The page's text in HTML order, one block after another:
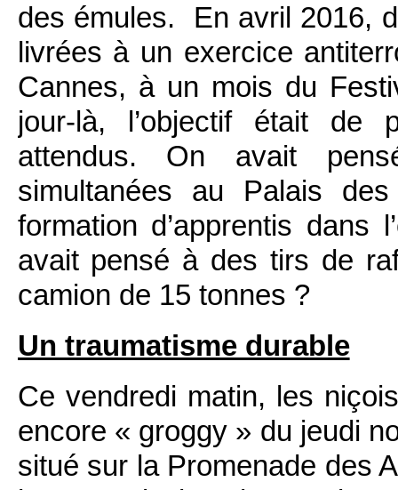
des émules. En avril 2016,
livrées à un exercice
Cannes, à un mois du
jour-là, l’objectif était de
attendus. On avait
simultanées au Palais
formation d’apprentis dans
avait pensé à des tirs de
camion de 15 tonnes ?
Un traumatisme durable
Ce vendredi matin, les
encore « groggy » du jeudi
situé sur la Promenade des